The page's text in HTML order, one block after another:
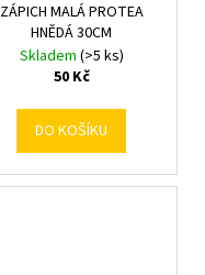
ZÁPICH MALÁ PROTEA
HNĚDÁ 30CM
Skladem (>5 ks)
50 Kč
DO KOŠÍKU